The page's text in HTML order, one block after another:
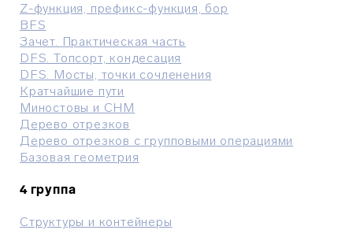
Z-функция, префикс-функция, бор
BFS
Зачет. Практическая часть
DFS. Топсорт, кондесация
DFS. Мосты, точки сочленения
Кратчайшие пути
Миностовы и СНМ
Дерево отрезков
Дерево отрезков с групповыми операциями
Базовая геометрия
4 группа
Структуры и контейнеры